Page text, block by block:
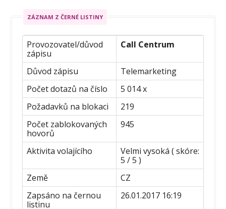
ZÁZNAM Z ČERNÉ LISTINY
Provozovatel/důvod
zápisu
Call Centrum
Důvod zápisu
Telemarketing
Počet dotazů na číslo
5 014 x
Požadavků na blokaci
219
Počet zablokovaných
hovorů
945
Aktivita volajícího
Velmi vysoká ( skóre:
5 / 5 )
Země
CZ
Zapsáno na černou
listinu
26.01.2017 16:19